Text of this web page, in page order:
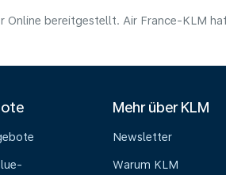
bereitgestellt. Air France-KLM
Mehr über KLM
Newsletter
Warum KLM